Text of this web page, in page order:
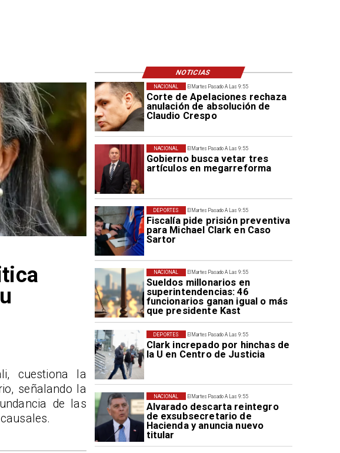
El Martes Pasado A Las 9:55
Corte de Apelaciones rechaza
anulación de absolución de
Claudio Crespo
NACIONAL
El Martes Pasado A Las 9:55
Gobierno busca vetar tres
artículos en megarreforma
NACIONAL
El Martes Pasado A Las 9:55
Fiscalía pide prisión preventiva
para Michael Clark en Caso
Sartor
DEPORTES
El Martes Pasado A Las 9:55
Sueldos millonarios en
superintendencias: 46
funcionarios ganan igual o más
que presidente Kast
NACIONAL
El Martes Pasado A Las 9:55
Clark increpado por hinchas de
la U en Centro de Justicia
DEPORTES
El Martes Pasado A Las 9:55
Alvarado descarta reintegro
de exsubsecretario de
Hacienda y anuncia nuevo
titular
NACIONAL
cuestiona la
señalando la
de las
NOTICIAS